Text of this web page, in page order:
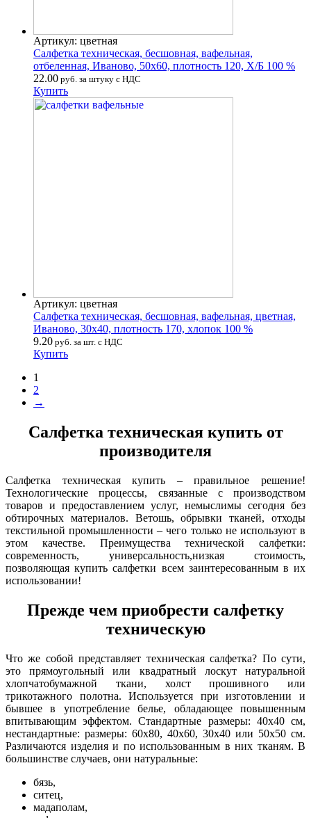
Артикул: цветная
Салфетка техническая, бесшовная, вафельная,
отбеленная, Иваново, 50х60, плотность 120, Х/Б 100 %
22.00 руб. за штуку с НДС
Купить
Артикул: цветная
Салфетка техническая, бесшовная, вафельная, цветная,
Иваново, 30х40, плотность 170, хлопок 100 %
9.20 руб. за шт. с НДС
Купить
1
2
→
Салфетка техническая купить от
производителя
Салфетка техническая купить – правильное решение!
Технологические процессы, связанные с производством
товаров и предоставлением услуг, немыслимы сегодня без
обтирочных материалов. Ветошь, обрывки тканей, отходы
текстильной промышленности – чего только не используют в
этом качестве. Преимущества технической салфетки:
современность, универсальность,низкая стоимость,
позволяющая купить салфетки всем заинтересованным в их
использовании!
Прежде чем приобрести салфетку
техническую
Что же собой представляет техническая салфетка? По сути,
это прямоугольный или квадратный лоскут натуральной
хлопчатобумажной ткани, холст прошивного или
трикотажного полотна. Используется при изготовлении и
бывшее в употребление белье, обладающее повышенным
впитывающим эффектом. Стандартные размеры: 40х40 см,
нестандартные: размеры: 60х80, 40х60, 30х40 или 50х50 см.
Различаются изделия и по использованным в них тканям. В
большинстве случаев, они натуральные:
бязь,
ситец,
мадаполам,